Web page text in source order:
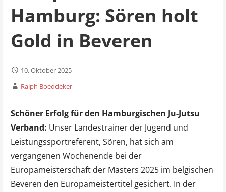
Hamburg: Sören holt
Gold in Beveren
10. Oktober 2025
Ralph Boeddeker
Schöner Erfolg für den Hamburgischen Ju-Jutsu
Verband: Unser Landestrainer der Jugend und
Leistungssportreferent, Sören, hat sich am
vergangenen Wochenende bei der
Europameisterschaft der Masters 2025 im belgischen
Beveren den Europameistertitel gesichert. In der